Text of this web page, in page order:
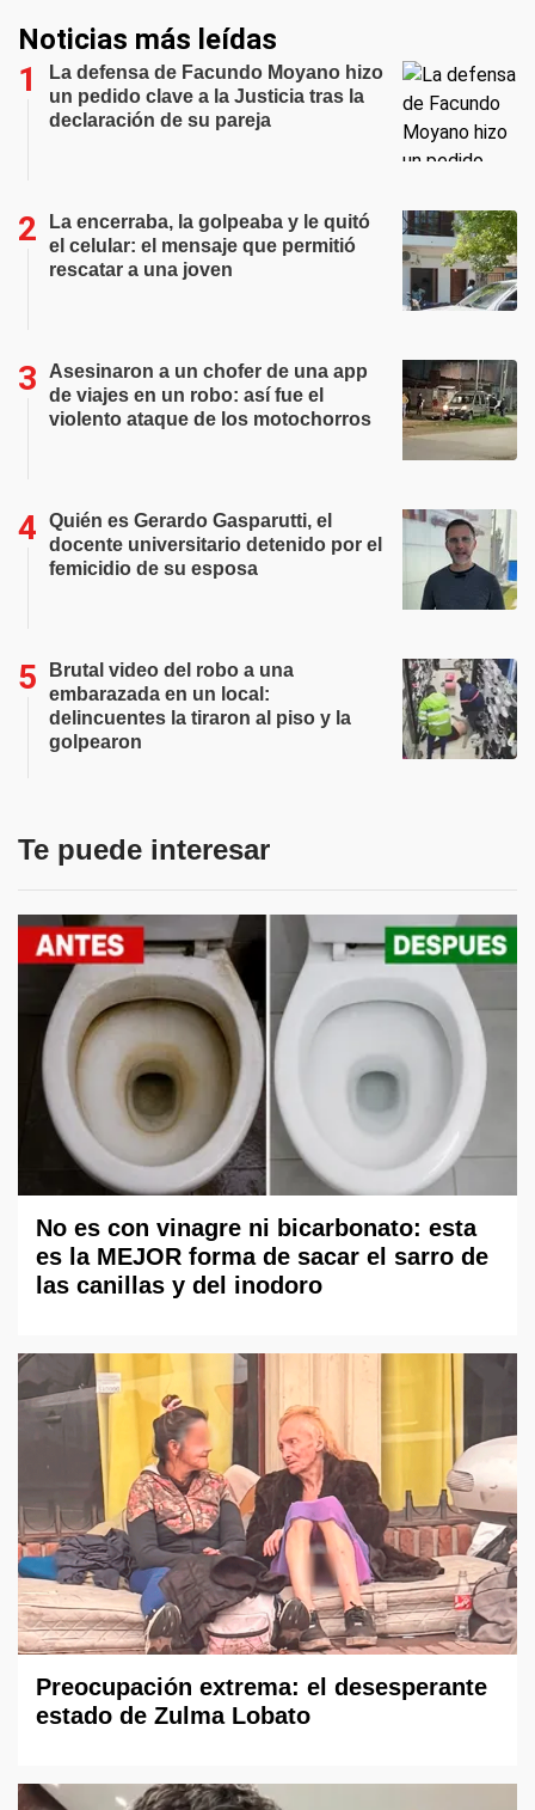
Noticias más leídas
La defensa de Facundo Moyano hizo
un pedido clave a la Justicia tras la
declaración de su pareja
La encerraba, la golpeaba y le quitó
el celular: el mensaje que permitió
rescatar a una joven
Asesinaron a un chofer de una app
de viajes en un robo: así fue el
violento ataque de los motochorros
Quién es Gerardo Gasparutti, el
docente universitario detenido por el
femicidio de su esposa
Brutal video del robo a una
embarazada en un local:
delincuentes la tiraron al piso y la
golpearon
Te puede interesar
No es con vinagre ni bicarbonato: esta
es la MEJOR forma de sacar el sarro de
las canillas y del inodoro
Preocupación extrema: el desesperante
estado de Zulma Lobato